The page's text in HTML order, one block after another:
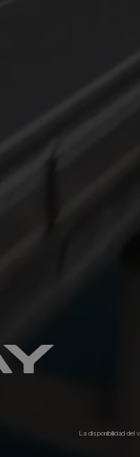
La disponibilidad del